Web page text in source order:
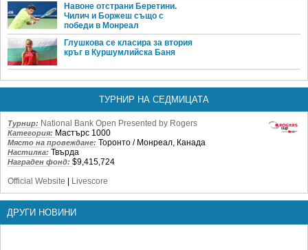
Навоне отстрани Беретини.
Чилич и Боржеш също с
победи в Монреал
Глушкова се класира за втория
кръг в Куршумлийска Баня
ТУРНИР НА СЕДМИЦАТА
Турнир: National Bank Open Presented by Rogers
Категория: Мастърс 1000
Място на провеждане: Торонто / Монреал, Канада
Настилка: Твърда
Награден фонд: $9,415,724
Official Website
Livescore
ДРУГИ НОВИНИ